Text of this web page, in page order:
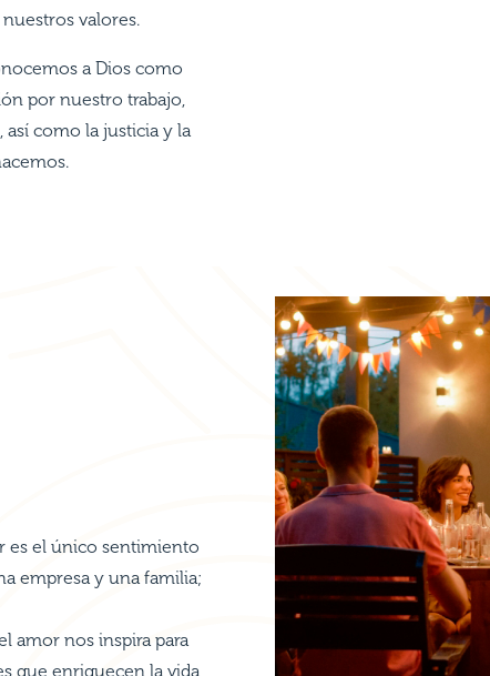
valores.
a Dios como
por nuestro trabajo,
como la justicia y la
es el único sentimiento
empresa y una familia;
amor nos inspira para
que enriquecen la vida